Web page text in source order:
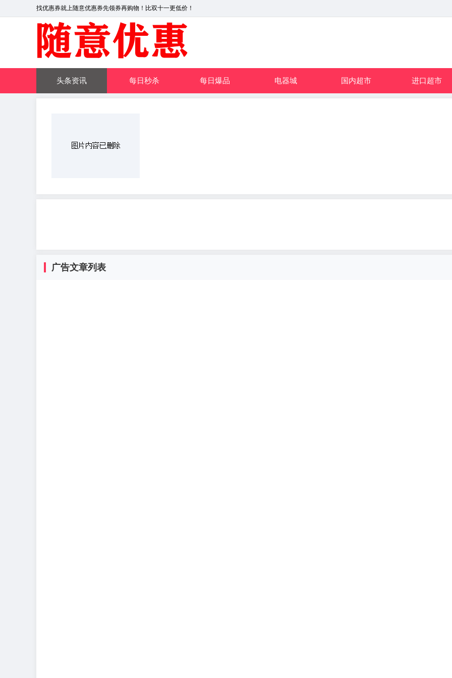
找优惠券就上随意优惠券先领券再购物！比双十一更低价！
头条资讯 每日秒杀 每日爆品 电器城 国内超市 进口超市
广告文章列表